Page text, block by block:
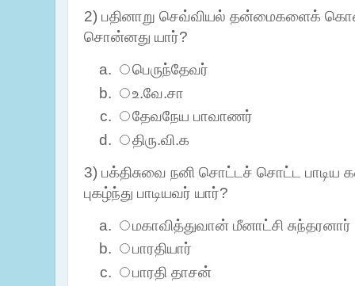
2) பதினாறு செவ்வியல் தன்மைகளைக்
சொன்னது யார்?
பெருந்தேவர்
உ.வே.சா
தேவநேய பாவாணர்
திரு.வி.க
3) பக்திசுவை நனி சொட்டச் சொட்ட பாடிய
புகழ்ந்து பாடியவர் யார்?
மகாவித்துவான் மீனாட்சி சுந்தரனார்
பாரதியார்
பாரதி தாசன்